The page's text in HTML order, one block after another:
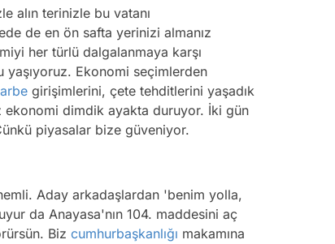
alın terinizle bu vatanı
de en ön safta yerinizi almanız
her türlü dalgalanmaya karşı
yaşıyoruz. Ekonomi seçimlerden
girişimlerini, çete tehditlerini yaşadık
ekonomi dimdik ayakta duruyor. İki gün
piyasalar bize güveniyor.
Aday arkadaşlardan 'benim yolla,
da Anayasa'nın 104. maddesini aç
Biz cumhurbaşkanlığı makamına